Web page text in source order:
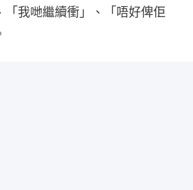
「我哋繼續衝」、「唔好俾佢